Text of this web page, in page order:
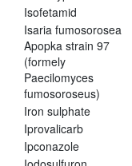
Isofetamid
Isaria fumosorosea
Apopka strain 97
(formely
Paecilomyces
fumosoroseus)
Iron sulphate
Iprovalicarb
Ipconazole